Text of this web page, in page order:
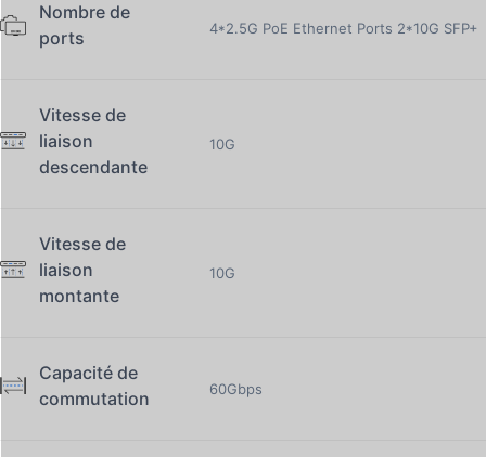
Nombre de
ports
4*2.5G PoE Ethernet Ports 2*10G SFP+
Vitesse de
liaison
descendante
10G
Vitesse de
liaison
montante
10G
Capacité de
commutation
60Gbps